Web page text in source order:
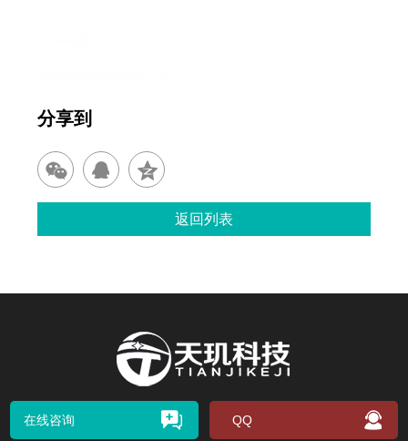
分享到
返回列表
在线咨询 QQ